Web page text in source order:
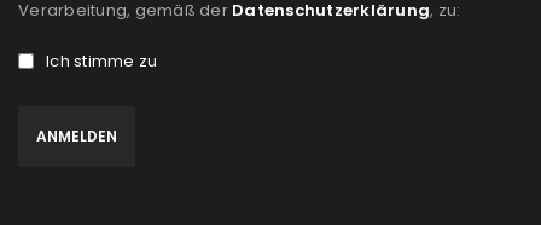
Verarbeitung, gemäß der Datenschutzerklärung, zu:
Ich stimme zu